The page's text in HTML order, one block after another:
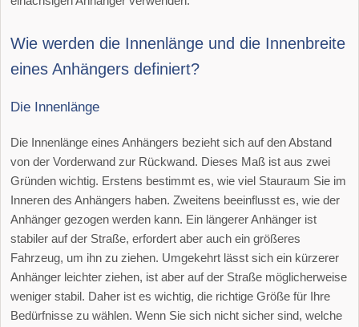
Wie werden die Innenlänge und die Innenbreite
eines Anhängers definiert?
Die Innenlänge
Die Innenlänge eines Anhängers bezieht sich auf den Abstand
von der Vorderwand zur Rückwand. Dieses Maß ist aus zwei
Gründen wichtig. Erstens bestimmt es, wie viel Stauraum Sie im
Inneren des Anhängers haben. Zweitens beeinflusst es, wie der
Anhänger gezogen werden kann. Ein längerer Anhänger ist
stabiler auf der Straße, erfordert aber auch ein größeres
Fahrzeug, um ihn zu ziehen. Umgekehrt lässt sich ein kürzerer
Anhänger leichter ziehen, ist aber auf der Straße möglicherweise
weniger stabil. Daher ist es wichtig, die richtige Größe für Ihre
Bedürfnisse zu wählen. Wenn Sie sich nicht sicher sind, welche